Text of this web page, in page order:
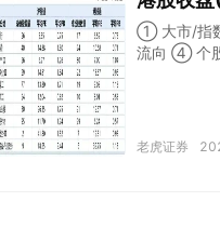
求，及时又
样，上去了
① 大市/指
流向 ④ 个
7亿元。深
老虎证券